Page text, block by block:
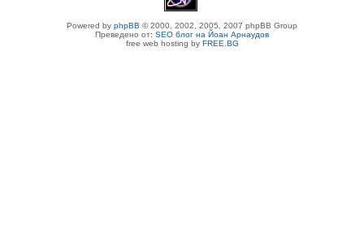
Powered by phpBB © 2000, 2002, 2005, 2007 phpBB Group
Преведено от: SEO блог на Йоан Арнаудов
free web hosting by FREE.BG